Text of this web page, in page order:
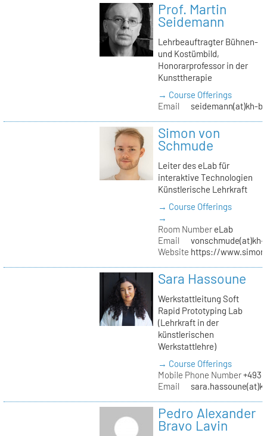
Prof. Martin
Seidemann
Lehrbeauftragter Bühnen-
und Kostümbild,
Honorarprofessor in der
Kunsttherapie
→ Course Offerings
Email
seidemann(at)kh-
Simon von
Schmude
Leiter des eLab für
interaktive Technologien
Künstlerische Lehrkraft
→ Course Offerings
→
Room NumbereLab
Email
Website https://
Sara Hassoune
Werkstattleitung Soft
Rapid Prototyping Lab
(Lehrkraft in der
künstlerischen
Werkstattlehre)
→ Course Offerings
Mobile Phone Number
Email
Pedro Alexander
Bravo Lavin